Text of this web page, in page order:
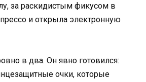
за раскидистым фикусом в
и открыла электронную
в два. Он явно готовился:
очки, которые